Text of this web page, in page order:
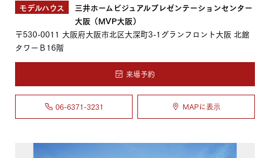
モデルハウス
三井ホームビジュアルプレゼンテーションセンター
大阪（MVP大阪）
〒530-0011 大阪府大阪市北区大深町3-1グランフロント大阪 北館
タワーＢ16階
来場予約
06-6371-3231 MAPに表示